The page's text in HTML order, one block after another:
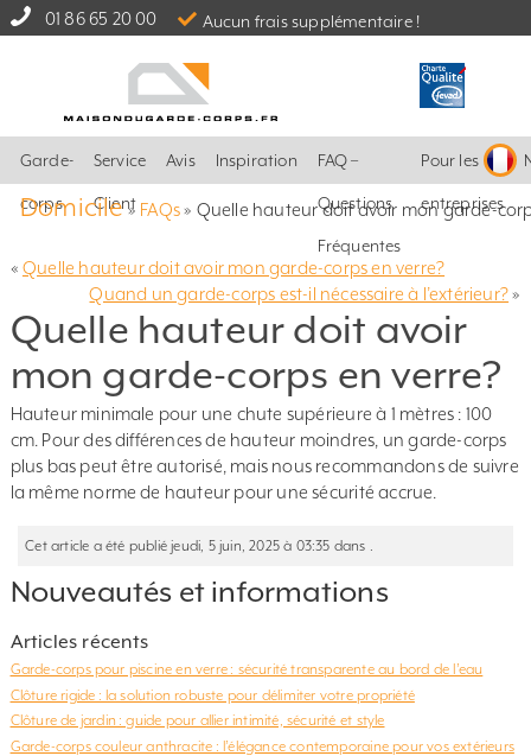
01 86 65 20 00 Aucun frais supplémentaire !
Garde-
corps
Service
Client
Avis Inspiration FAQ –
Questions
Fréquentes
Pour les
entreprises
Domicile» FAQs» Quelle hauteur doit avoir mon garde-
« Quelle hauteur doit avoir mon garde-corps en verre?
Quand un garde-corps est-il nécessaire à l’extérieur?»
Quelle hauteur doit avoir
mon garde-corps en verre?
Hauteur minimale pour une chute supérieure à 1 mètres : 100
cm. Pour des différences de hauteur moindres, un garde-corps
plus bas peut être autorisé, mais nous recommandons de suivre
la même norme de hauteur pour une sécurité accrue.
Cet article a été publié jeudi, 5 juin, 2025 à 03:35 dans .
Nouveautés et informations
Articles récents
Garde-corps pour piscine en verre : sécurité transparente au bord de l’eau
Clôture rigide : la solution robuste pour délimiter votre propriété
Clôture de jardin : guide pour allier intimité, sécurité et style
Garde-corps couleur anthracite : l’élégance contemporaine pour vos extérieurs